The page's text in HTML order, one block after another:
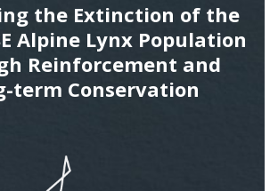
the Extinction of the
Alpine Lynx Population
Reinforcement and
term Conservation